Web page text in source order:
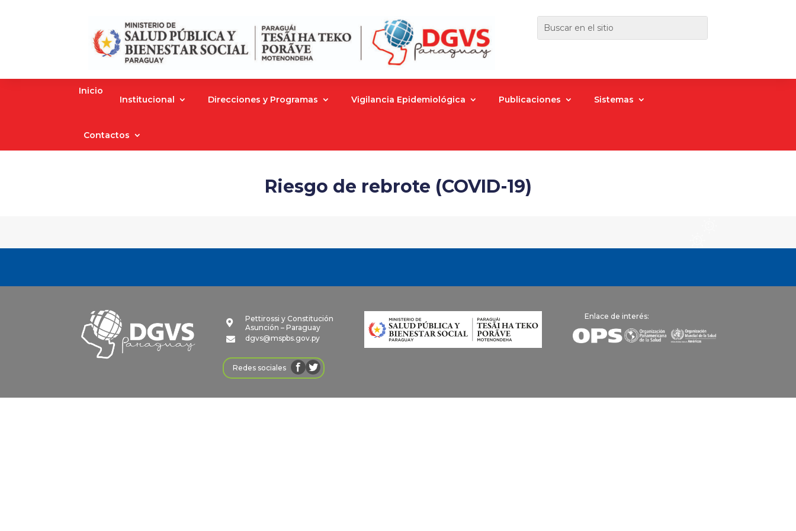
Inicio
Institucional
Direcciones y Programas Vigilancia Epidemiológica Publicaciones Sistemas
Contactos
Riesgo de rebrote (COVID-19)

Pettirossi y Constitución
Asunción – Paraguay

dgvs@mspbs.gov.py
Redes sociales
Enlace de interés: